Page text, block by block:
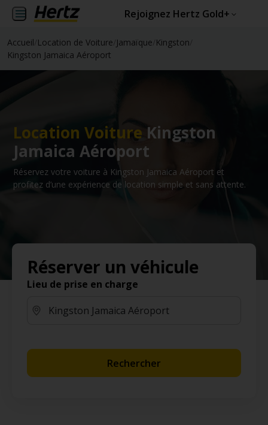
Rejoignez Hertz Gold+
Accueil Location de Voiture Jamaïque Kingston
Kingston Jamaica Aéroport
Location Voiture Kingston
Jamaica Aéroport
Réservez votre voiture à Kingston Jamaica Aéroport et
profitez d’une expérience de location simple et sans attente.
Réserver un véhicule
Lieu de prise en charge
Rechercher